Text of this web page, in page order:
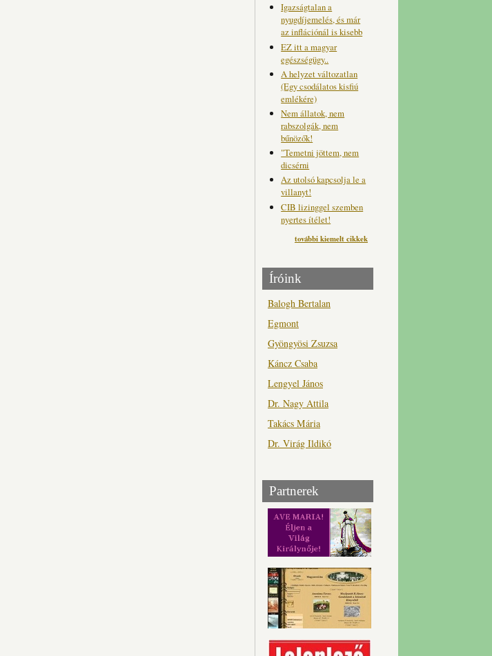
Igazságtalan a
nyugdíjemelés, és már
az inflációnál is kisebb
EZ itt a magyar
egészségügy..
A helyzet változatlan
(Egy csodálatos kisfiú
emlékére)
Nem állatok, nem
rabszolgák, nem
bűnözők!
"Temetni jöttem, nem
dicsérni
Az utolsó kapcsolja le a
villanyt!
CIB lizinggel szemben
nyertes ítélet!
további kiemelt cikkek
Íróink
Balogh Bertalan
Egmont
Gyöngyösi Zsuzsa
Káncz Csaba
Lengyel János
Dr. Nagy Attila
Takács Mária
Dr. Virág Ildikó
Partnerek